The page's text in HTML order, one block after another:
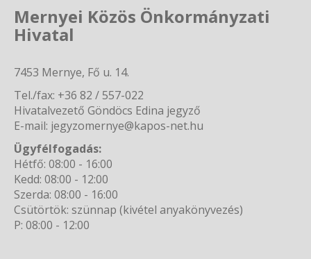
Mernyei Közös Önkormányzati
Hivatal
7453 Mernye, Fő u. 14.
Tel./fax: +36 82 / 557-022
Hivatalvezető Göndöcs Edina jegyző
E-mail: jegyzomernye@kapos-net.hu
Ügyfélfogadás:
Hétfő: 08:00 - 16:00
Kedd: 08:00 - 12:00
Szerda: 08:00 - 16:00
Csütörtök: szünnap (kivétel anyakönyvezés)
P: 08:00 - 12:00